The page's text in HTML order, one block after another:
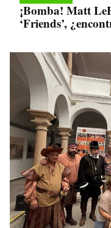
¡Bomba! Matt
‘Friends’,